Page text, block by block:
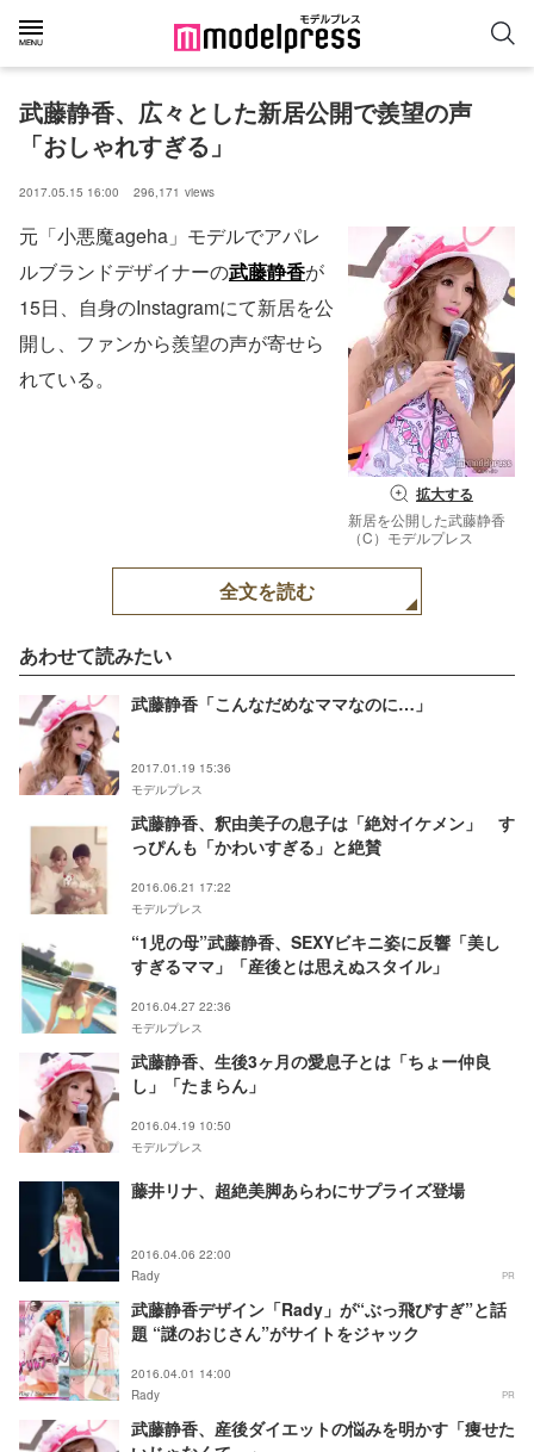
武藤静香、広々とした新居公開で羨望の声
「おしゃれすぎる」
2017.05.15 16:00 296,171 views
拡大する
新居を公開した武藤静香
（C）モデルプレス
元「小悪魔ageha」モデルでアパレ
ルブランドデザイナーの武藤静香が
15日、自身のInstagramにて新居を公
開し、ファンから羨望の声が寄せら
れている。
全文を読む
あわせて読みたい
武藤静香「こんなだめなママなのに…」
2017.01.19 15:36
モデルプレス
武藤静香、釈由美子の息子は「絶対イケメン」 す
っぴんも「かわいすぎる」と絶賛
2016.06.21 17:22
モデルプレス
“1児の母”武藤静香、SEXYビキニ姿に反響「美し
すぎるママ」「産後とは思えぬスタイル」
2016.04.27 22:36
モデルプレス
武藤静香、生後3ヶ月の愛息子とは「ちょー仲良
し」「たまらん」
2016.04.19 10:50
モデルプレス
藤井リナ、超絶美脚あらわにサプライズ登場
2016.04.06 22:00
Rady
PR
武藤静香デザイン「Rady」が“ぶっ飛びすぎ”と話
題 “謎のおじさん”がサイトをジャック
2016.04.01 14:00
Rady
PR
武藤静香、産後ダイエットの悩みを明かす「痩せた